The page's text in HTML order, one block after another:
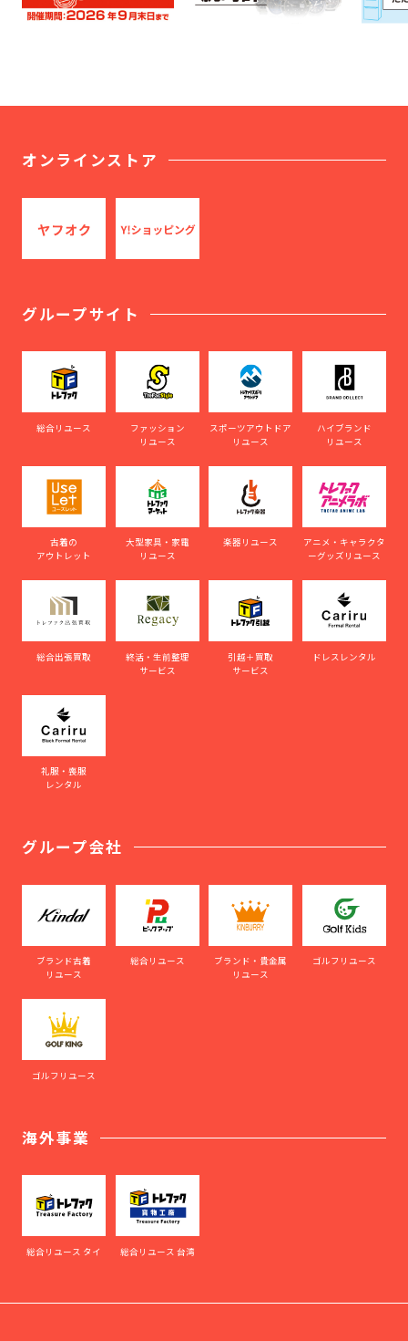
オンラインストア
グループサイト
総合リユース
ファッション
リユース
スポーツアウトドア
リユース
ハイブランド
リユース
古着の
アウトレット
大型家具・家電
リユース
楽器リユース
アニメ・キャラクタ
ーグッズリユース
総合出張買取
終活・生前整理
サービス
引越＋買取
サービス
ドレスレンタル
礼服・喪服
レンタル
グループ会社
ブランド古着
リユース
総合リユース
ブランド・貴金属
リユース
ゴルフリユース
ゴルフリユース
海外事業
総合リユース タイ 総合リユース 台湾